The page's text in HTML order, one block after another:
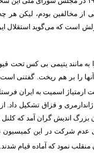
مخالفین بودم، لیکن
است که می‌گوید استقلال
را به مانند یتیمی بی کس
را بر هم ریخت. گفتنی
اسمیت به ایران
ژاندارمری و قزاق تشکیل
بزرگ اندیش گران آمد که
عدم شرکت در این
نمود که آماده قیام شدند.